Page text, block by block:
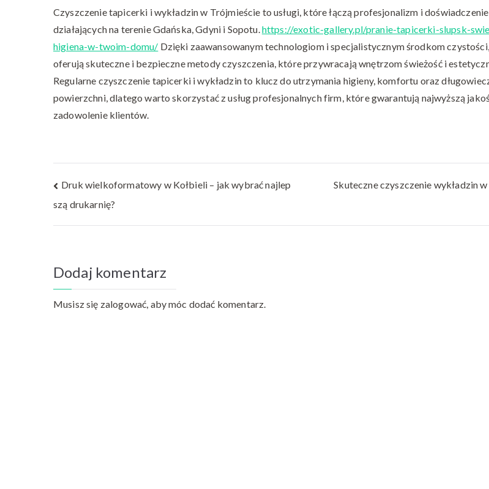
Czyszczenie tapicerki i wykładzin w Trójmieście to usługi, które łączą profesjonalizm i
działających na terenie Gdańska, Gdyni i Sopotu.https://exotic-gallery.pl/pranie-tapicerki-slupsk-
higiena-w-twoim-domu/ Dzięki zaawansowanym technologiom i specjalistycznym środkom
oferują skuteczne i bezpieczne metody czyszczenia, które przywracają wnętrzom świeżość i
Regularne czyszczenie tapicerki i wykładzin to klucz do utrzymania higieny, komfortu oraz
powierzchni, dlatego warto skorzystać z usług profesjonalnych firm, które gwarantują najwyższą
zadowolenie klientów.
Nawigacja
wpisu
Druk wielkoformatowy w Kołbieli – jak wybrać najlep
szą drukarnię?
Skuteczne czyszczenie wykładzin
Dodaj komentarz
Musisz się zalogować, aby móc dodać komentarz.